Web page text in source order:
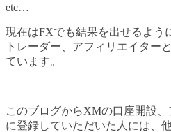
etc…
現在はFXでも結果を出せるよう
トレーダー、アフィリエイター
ています。
このブログからXMの口座開設
に登録していただいた人には、